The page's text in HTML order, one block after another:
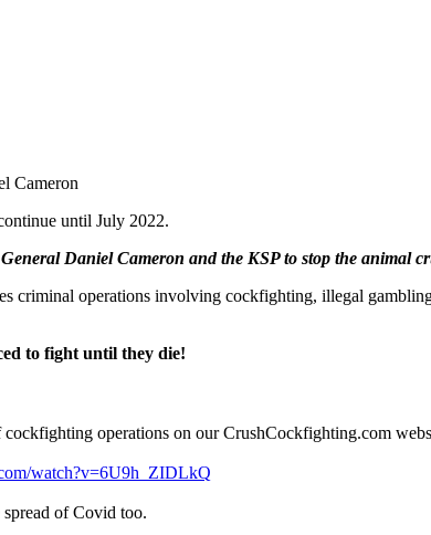
Cameron
until July 2022.
Daniel Cameron and the KSP to stop the animal
criminal operations involving cockfighting, illegal
to fight until they die!
operations on our CrushCockfighting.com
watch?v=6U9h_ZIDLkQ
of Covid too.